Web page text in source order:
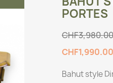
PORTES
CHF3,980.00
CHF1,990.00
Bahut style